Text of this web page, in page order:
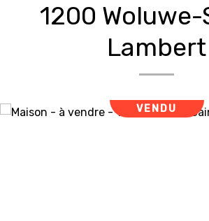
1200
Lambert
VENDU